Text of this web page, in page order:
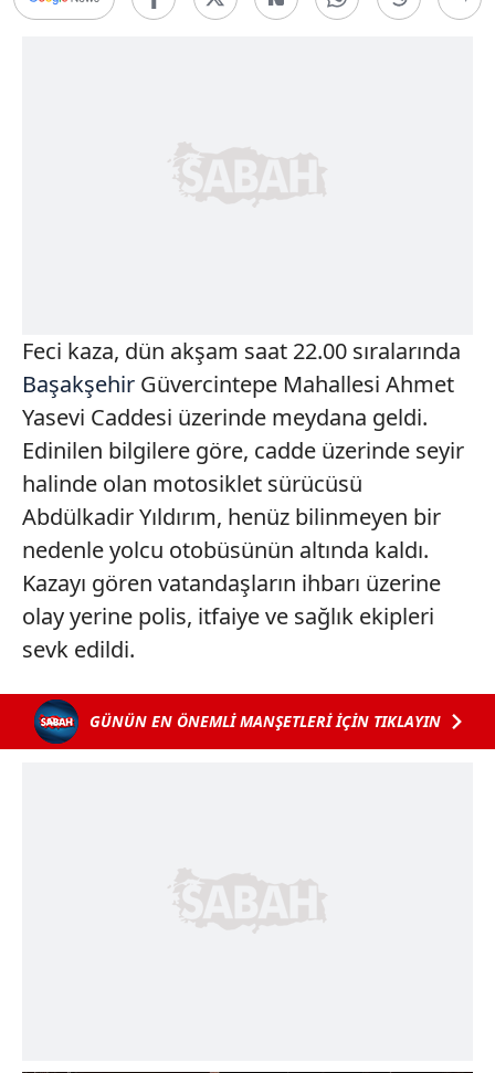
Feci kaza, dün akşam saat 22.00 sıralarında
Başakşehir Güvercintepe Mahallesi Ahmet
Yasevi Caddesi üzerinde meydana geldi.
Edinilen bilgilere göre, cadde üzerinde seyir
halinde olan motosiklet sürücüsü
Abdülkadir Yıldırım, henüz bilinmeyen bir
nedenle yolcu otobüsünün altında kaldı.
Kazayı gören vatandaşların ihbarı üzerine
olay yerine polis, itfaiye ve sağlık ekipleri
sevk edildi.
GÜNÜN EN ÖNEMLİ MANŞETLERİ İÇİN TIKLAYIN